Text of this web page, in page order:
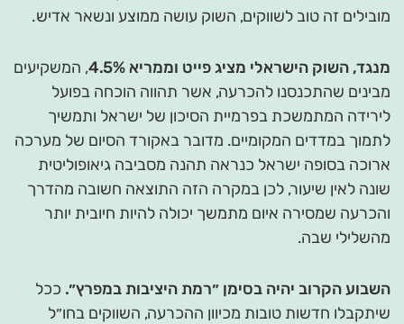
מובילים זה טוב לשווקים, השוק עושה ממוצע ונשאר אדיש.
מנגד, השוק הישראלי מציג פייט וממריא 4.5%
, המשקיעים
מבינים שהתכנסנו להכרעה, אשר תהווה הוכחה בפועל
לירידה המתמשכת בפרמיית הסיכון של ישראל ותמשיך
לתמוך במדדים המקומיים. מדובר באקורד הסיום של מערכה
ארוכה בסופה ישראל כנראה תהנה מסביבה גיאופוליטית
שונה לאין שיעור, לכן במקרה הזה התוצאה חשובה מהדרך
והכרעה שמסירה איום מתמשך יכולה להיות חיובית יותר
מהשלילי שבה.
השבוע הקרוב יהיה בסימן ״רמת היציבות במפרץ״. ככל
שיתקבלו חדשות טובות מכיוון ההכרעה, השווקים בחו״ל